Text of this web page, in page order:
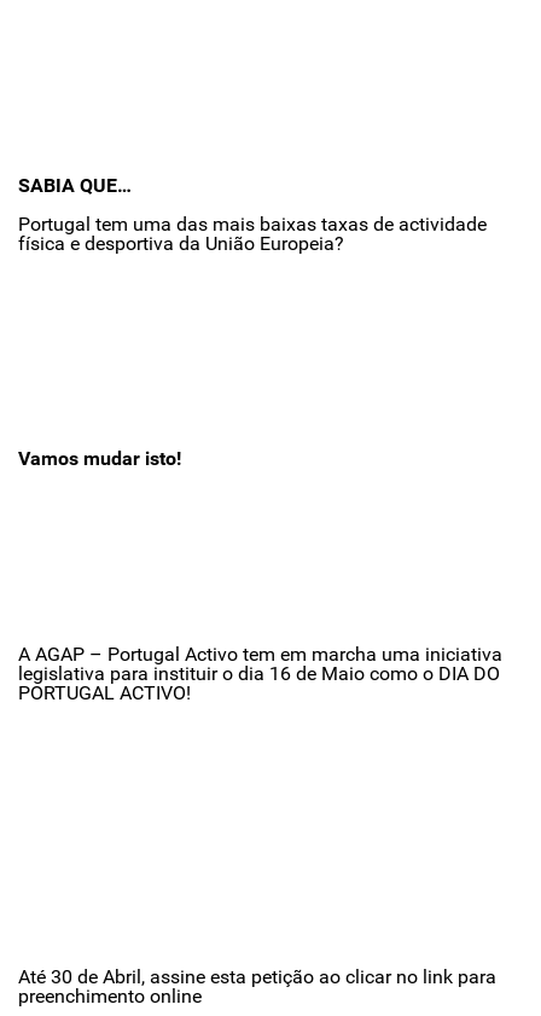
SABIA QUE…
Portugal tem uma das mais baixas taxas de actividade
física e desportiva da União Europeia?
Vamos mudar isto!
A AGAP – Portugal Activo tem em marcha uma iniciativa
legislativa para instituir o dia 16 de Maio como o DIA DO
PORTUGAL ACTIVO!
Até 30 de Abril, assine esta petição ao clicar no link para
preenchimento online